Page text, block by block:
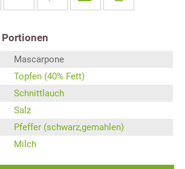
Portionen
Mascarpone
Topfen (40% Fett)
Schnittlauch
Salz
Pfeffer (schwarz,gemahlen)
Milch